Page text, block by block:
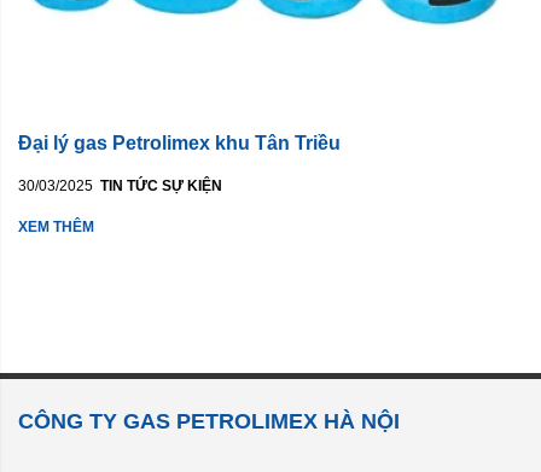
Đại lý gas Petrolimex khu Tân Triều
30/03/2025 TIN TỨC SỰ KIỆN
XEM THÊM
CÔNG TY GAS PETROLIMEX HÀ NỘI